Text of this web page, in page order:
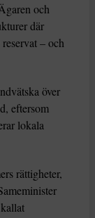
och
där
– och
över
eftersom
lokala
rättigheter,
kallat